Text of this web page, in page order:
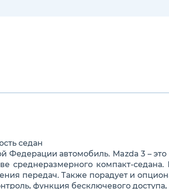
седан
Федерации автомобиль. Mazda 3 –
среднеразмерного компакт-
передач. Также порадует и
функция бесключевого